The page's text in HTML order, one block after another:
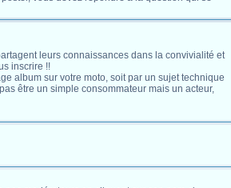
leurs connaissances dans la convivialité et
inscrire !!
album sur votre moto, soit par un sujet technique
être un simple consommateur mais un acteur,